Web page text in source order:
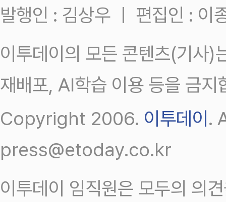
발행인 : 김상우 ㅣ 편집인 : 이
이투데이의 모든 콘텐츠(기사)
재배포, AI학습 이용 등을 금지
Copyright 2006. 이투데이.
press@etoday.co.kr
이투데이 임직원은 모두의 의